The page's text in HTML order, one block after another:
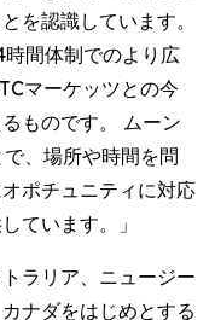
を認識しています。
間体制でのより広
マーケッツとの今
ものです。 ムーン
、場所や時間を問
ポチュニティに対応
ています。」
ラリア、ニュージー
ナダをはじめとする